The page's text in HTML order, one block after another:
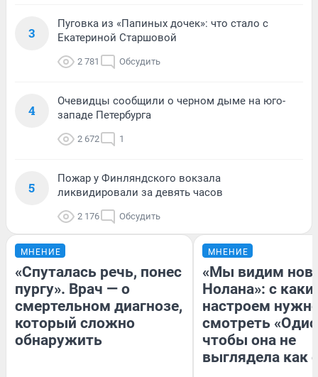
3
Пуговка из «Папиных дочек»: что стало с
Екатериной Старшовой
2 781 Обсудить
4
Очевидцы сообщили о черном дыме на юго-
западе Петербурга
2 672 1
5
Пожар у Финляндского вокзала
ликвидировали за девять часов
2 176 Обсудить
МНЕНИЕ
«Спуталась речь, понес
пургу». Врач — о
смертельном диагнозе,
который сложно
обнаружить
МНЕНИЕ
«Мы видим
Нолана»: с
настроем
смотреть
чтобы она не
выглядела как